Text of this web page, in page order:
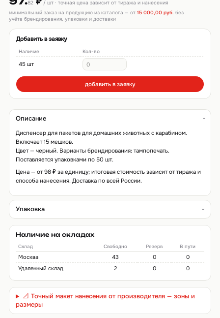
82
/ шт · точная цена зависит от тиража и нанесения
минимальный заказ на продукцию из каталога — от 15 000,00 руб. без
учёта брендирования, упаковки и доставки
Добавить в заявку
Наличие Кол-во
45 шт
добавить в заявку
Описание
Диспенсер для пакетов для домашних животных с карабином.
Включает 15 мешков.
Цвет — черный. Варианты брендирования: тампопечать.
Поставляется упаковками по 50 шт.
Цена — от 98 ₽ за единицу; итоговая стоимость зависит от тиража и
способа нанесения. Доставка по всей России.
Упаковка
Наличие на складах
Склад Свободно Резерв В пути
Москва 43 0
0
Удаленный склад
2 0 0
📐 Точный макет нанесения от производителя — зоны и
размеры